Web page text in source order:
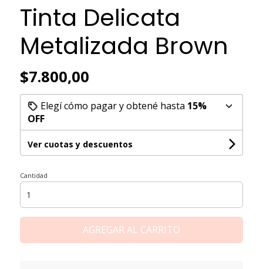
Tinta Delicata
Metalizada Brown
$7.800,00
Elegí cómo pagar y obtené hasta 15%
OFF
Ver cuotas y descuentos
Cantidad
AGREGAR AL CARRITO